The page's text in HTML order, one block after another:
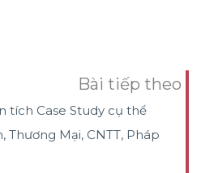
Bài tiếp theo
tích Case Study cụ thể
Thương Mại, CNTT, Pháp